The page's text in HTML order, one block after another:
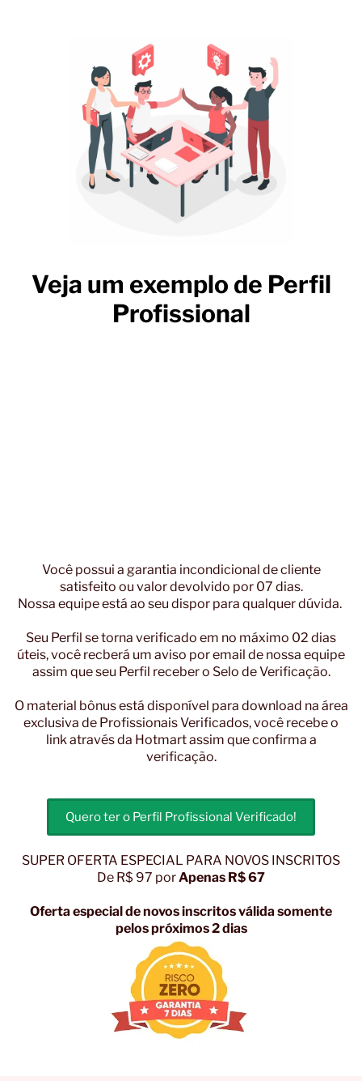
Veja um exemplo de Perfil
Profissional
Você possui a garantia incondicional de cliente
satisfeito ou valor devolvido por 07 dias.
Nossa equipe está ao seu dispor para qualquer dúvida.
Seu Perfil se torna verificado em no máximo 02 dias
úteis, você recberá um aviso por email de nossa equipe
assim que seu Perfil receber o Selo de Verificação.
O material bônus está disponível para download na área
exclusiva de Profissionais Verificados, você recebe o
link através da Hotmart assim que confirma a
verificação.
Quero ter o Perfil Profissional Verificado!
SUPER OFERTA ESPECIAL PARA NOVOS INSCRITOS
De R$ 97 porApenas R$ 67
Oferta especial de novos inscritos válida somente
pelos próximos 2 dias